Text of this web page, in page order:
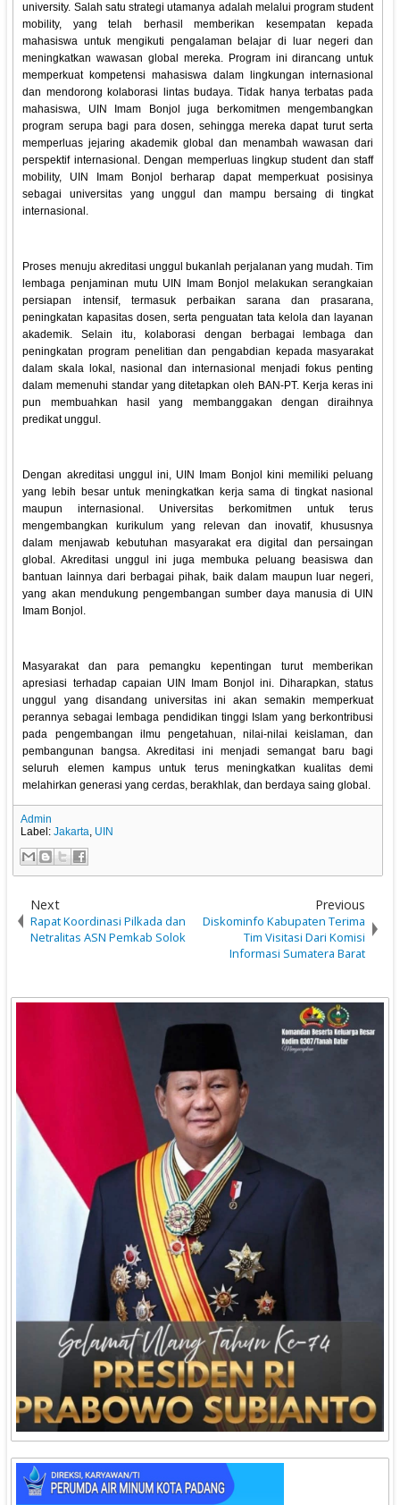
university. Salah satu strategi utamanya adalah melalui program student
mobility, yang telah berhasil memberikan kesempatan kepada
mahasiswa untuk mengikuti pengalaman belajar di luar negeri dan
meningkatkan wawasan global mereka. Program ini dirancang untuk
memperkuat kompetensi mahasiswa dalam lingkungan internasional
dan mendorong kolaborasi lintas budaya. Tidak hanya terbatas pada
mahasiswa, UIN Imam Bonjol juga berkomitmen mengembangkan
program serupa bagi para dosen, sehingga mereka dapat turut serta
memperluas jejaring akademik global dan menambah wawasan dari
perspektif internasional. Dengan memperluas lingkup student dan staff
mobility, UIN Imam Bonjol berharap dapat memperkuat posisinya
sebagai universitas yang unggul dan mampu bersaing di tingkat
internasional.
Proses menuju akreditasi unggul bukanlah perjalanan yang mudah. Tim
lembaga penjaminan mutu UIN Imam Bonjol melakukan serangkaian
persiapan intensif, termasuk perbaikan sarana dan prasarana,
peningkatan kapasitas dosen, serta penguatan tata kelola dan layanan
akademik. Selain itu, kolaborasi dengan berbagai lembaga dan
peningkatan program penelitian dan pengabdian kepada masyarakat
dalam skala lokal, nasional dan internasional menjadi fokus penting
dalam memenuhi standar yang ditetapkan oleh BAN-PT. Kerja keras ini
pun membuahkan hasil yang membanggakan dengan diraihnya
predikat unggul.
Dengan akreditasi unggul ini, UIN Imam Bonjol kini memiliki peluang
yang lebih besar untuk meningkatkan kerja sama di tingkat nasional
maupun internasional. Universitas berkomitmen untuk terus
mengembangkan kurikulum yang relevan dan inovatif, khususnya
dalam menjawab kebutuhan masyarakat era digital dan persaingan
global. Akreditasi unggul ini juga membuka peluang beasiswa dan
bantuan lainnya dari berbagai pihak, baik dalam maupun luar negeri,
yang akan mendukung pengembangan sumber daya manusia di UIN
Imam Bonjol.
Masyarakat dan para pemangku kepentingan turut memberikan
apresiasi terhadap capaian UIN Imam Bonjol ini. Diharapkan, status
unggul yang disandang universitas ini akan semakin memperkuat
perannya sebagai lembaga pendidikan tinggi Islam yang berkontribusi
pada pengembangan ilmu pengetahuan, nilai-nilai keislaman, dan
pembangunan bangsa. Akreditasi ini menjadi semangat baru bagi
seluruh elemen kampus untuk terus meningkatkan kualitas demi
melahirkan generasi yang cerdas, berakhlak, dan berdaya saing global.
Admin
Label:Jakarta, UIN
Next
Rapat Koordinasi Pilkada dan
Netralitas ASN Pemkab Solok
Previous
Diskominfo Kabupaten Terima
Tim Visitasi Dari Komisi
Informasi Sumatera Barat